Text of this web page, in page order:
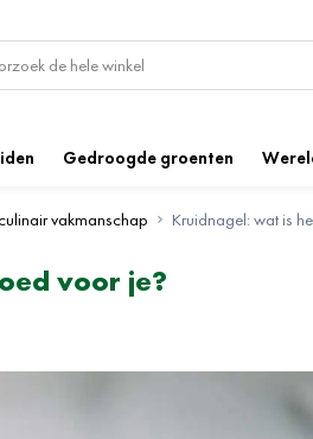
Gedroogde groenten
vakmanschap Kruidnagel: wat is
voor je?